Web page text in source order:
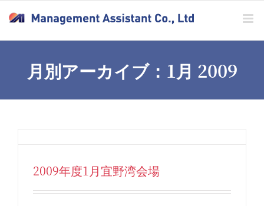
content
月別アーカイブ： 1月 2009
2009年度1月宜野湾会場